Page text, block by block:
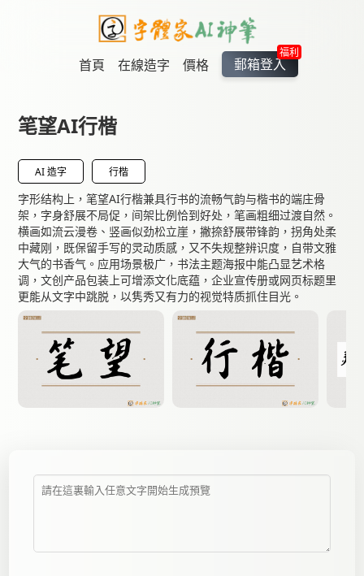
首頁 在線造字 價格
福利
郵箱登入
笔望AI行楷
AI 造字 行楷
字形结构上，笔望AI行楷兼具行书的流畅气韵与楷书的端庄骨
架，字身舒展不局促，间架比例恰到好处，笔画粗细过渡自然。
横画如流云漫卷、竖画似劲松立崖，撇捺舒展带锋韵，拐角处柔
中藏刚，既保留手写的灵动质感，又不失规整辨识度，自带文雅
大气的书香气。应用场景极广，书法主题海报中能凸显艺术格
调，文创产品包装上可增添文化底蕴，企业宣传册或网页标题里
更能从文字中跳脱，以隽秀又有力的视觉特质抓住目光。